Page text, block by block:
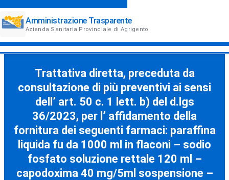
Amministrazione Trasparente
Azienda Sanitaria Provinciale di Agrigento
Trattativa diretta, preceduta da
consultazione di più preventivi ai sensi
dell’ art. 50 c. 1 lett. b) del d.lgs
36/2023, per l’ affidamento della
fornitura dei seguenti farmaci: paraffina
liquida fu da 1000 ml in flaconi – sodio
fosfato soluzione rettale 120 ml –
capodoxima 40 mg/5ml sospensione –